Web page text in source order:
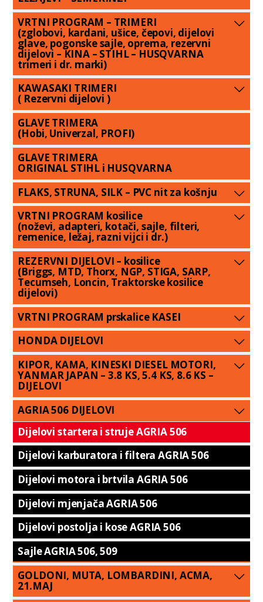
VRTNI PROGRAM – TRIMERI
(zglobovi, kardani, ušice, čepovi, dijelovi
glave, pogonske sajle, oprema, rezervni
dijelovi – KINA – STIHL – HUSQVARNA
trimeri i dr. marki)
KAWASAKI TRIMERI
( Rezervni dijelovi )
GLAVE TRIMERA
(Hobi, Univerzal, PROFI)
GLAVE TRIMERA
ORIGINAL STIHL i HUSQVARNA
FLAKS, STRUNA, SILK – PVC nit za košnju
VRTNI PROGRAM kosilice
(noževi, adapteri, kotači, sajle, filteri,
remenice, ležaj, razni vijci i dr.)
REZERVNI DIJELOVI – kosilice
(Briggs, MTD, Thorx, NGP, STIGA, SARP,
Tecumseh, Loncin, Traktorske kosilice
dijelovi)
VRTNI PROGRAM prskalice KASEI
HONDA DIJELOVI
KIPOR, KAMA, KINESKI DIESEL MOTORI,
YANMAR JAPAN – 3.8 KS, 5.4 KS, 8.6 KS –
DIJELOVI
AGRIA 506 DIJELOVI
Dijelovi startera i struje AGRIA 506
Dijelovi karburatora i filtera AGRIA 506
Dijelovi motora i brtvila AGRIA 506
Dijelovi mjenjača AGRIA 506
Dijelovi postolja i kose AGRIA 506
Sajle AGRIA 506, 509
GOLDONI, MUTA, LOMBARDINI, ACMA,
21.MAJ